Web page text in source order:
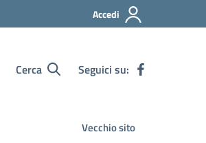
Accedi
Cerca Seguici su:
Vecchio sito